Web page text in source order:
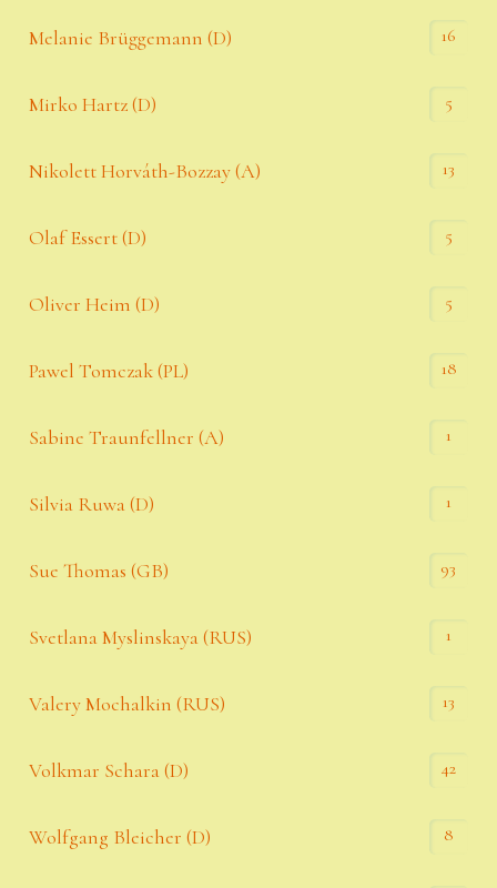
Melanie Brüggemann (D) 16
Mirko Hartz (D) 5
Nikolett Horváth-Bozzay (A) 13
Olaf Essert (D) 5
Oliver Heim (D) 5
Pawel Tomczak (PL) 18
Sabine Traunfellner (A) 1
Silvia Ruwa (D) 1
Sue Thomas (GB) 93
Svetlana Myslinskaya (RUS) 1
Valery Mochalkin (RUS) 13
Volkmar Schara (D) 42
Wolfgang Bleicher (D) 8